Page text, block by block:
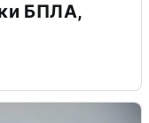
БПЛА,